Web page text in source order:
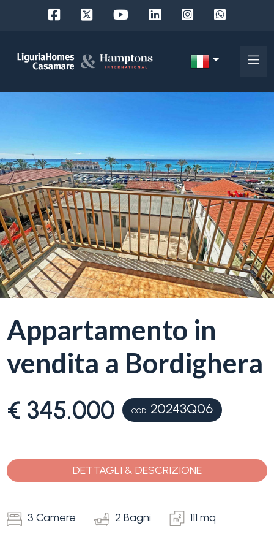
Appartamento in
vendita a Bordighera
€ 345.000 COD. 20243Q06
DETTAGLI & DESCRIZIONE
3 Camere 2 Bagni 111 mq
RU
Chi
siamo
I
nostri
servizi
Liguria
Ricerca
Blog
Provincia
Comune
Tipologia
-
multiscelta
Terreni
Prezzo